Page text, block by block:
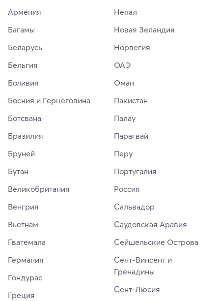
Армения
Багамы
Беларусь
Бельгия
Боливия
Босния и Герцеговина
Ботсвана
Бразилия
Бруней
Бутан
Великобритания
Венгрия
Вьетнам
Гватемала
Германия
Гондурас
Греция
Непал
Новая Зеландия
Норвегия
ОАЭ
Оман
Пакистан
Палау
Парагвай
Перу
Португалия
Россия
Сальвадор
Саудовская Аравия
Сейшельские Острова
Сент-Винсент и
Гренадины
Сент-Люсия